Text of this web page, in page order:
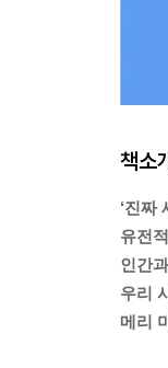
책소
‘진짜
유전
인간
우리
메리